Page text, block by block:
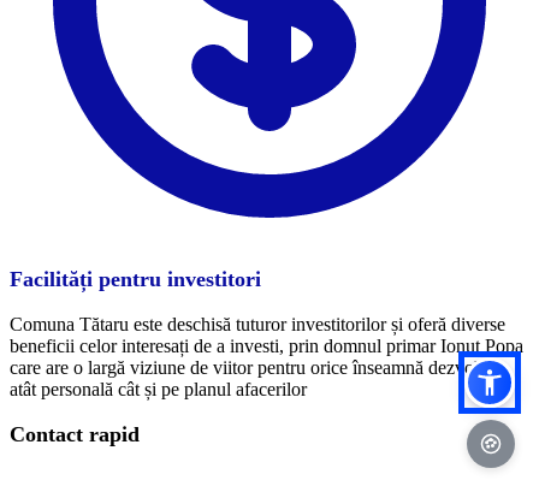
Facilități pentru investitori
Comuna Tătaru este deschisă tuturor investitorilor și oferă diverse
beneficii celor interesați de a investi, prin domnul primar Ionuț Popa
care are o largă viziune de viitor pentru orice înseamnă dezvoltare
atât personală cât și pe planul afacerilor
Contact rapid